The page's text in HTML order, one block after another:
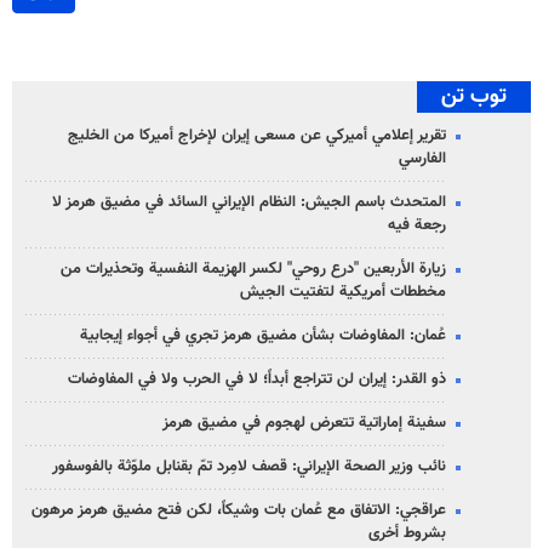
توب تن
تقرير إعلامي أميركي عن مسعى إيران لإخراج أميركا من الخليج
الفارسي
المتحدث باسم الجيش: النظام الإيراني السائد في مضيق هرمز لا
رجعة فيه
زيارة الأربعين "درع روحي" لكسر الهزيمة النفسية وتحذيرات من
مخططات أمريكية لتفتيت الجيش
عُمان: المفاوضات بشأن مضيق هرمز تجري في أجواء إيجابية
ذو القدر: إيران لن تتراجع أبداً؛ لا في الحرب ولا في المفاوضات
سفينة إماراتية تتعرض لهجوم في مضيق هرمز
نائب وزير الصحة الإيراني: قصف لامِرد تمّ بقنابل ملوّثة بالفوسفور
عراقجي: الاتفاق مع عُمان بات وشيكاً، لكن فتح مضيق هرمز مرهون
بشروط أخرى